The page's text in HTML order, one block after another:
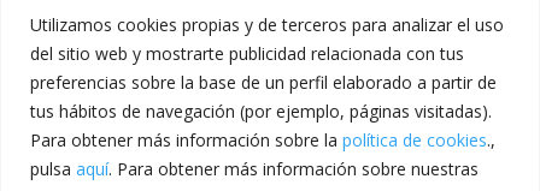
Utilizamos cookies propias y de terceros para analizar el uso
del sitio web y mostrarte publicidad relacionada con tus
preferencias sobre la base de un perfil elaborado a partir de
tus hábitos de navegación (por ejemplo, páginas visitadas).
Para obtener más información sobre la política de cookies.,
pulsa aquí. Para obtener más información sobre nuestras